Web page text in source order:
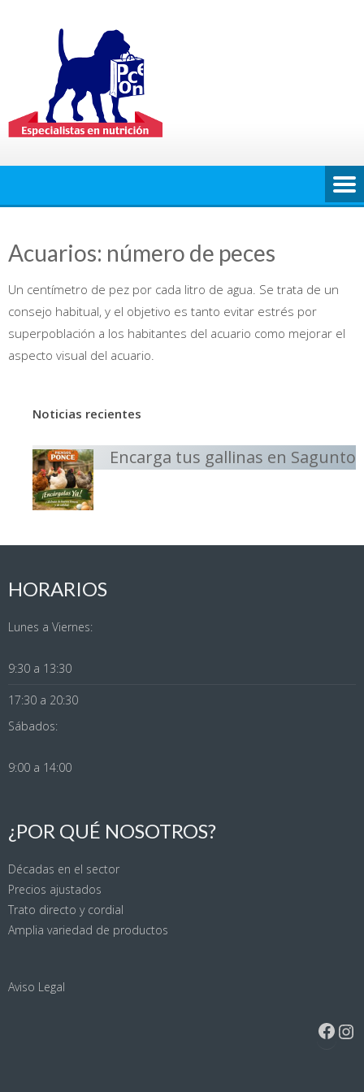
Acuarios: número de peces
Un centímetro de pez por cada litro de agua. Se trata de un
consejo habitual, y el objetivo es tanto evitar estrés por
superpoblación a los habitantes del acuario como mejorar el
aspecto visual del acuario.
Noticias recientes
Encarga tus gallinas en Sagunto
HORARIOS
Lunes a Viernes:
9:30 a 13:30
17:30 a 20:30
Sábados:
9:00 a 14:00
¿POR QUÉ NOSOTROS?
Décadas en el sector
Precios ajustados
Trato directo y cordial
Amplia variedad de productos
Aviso Legal